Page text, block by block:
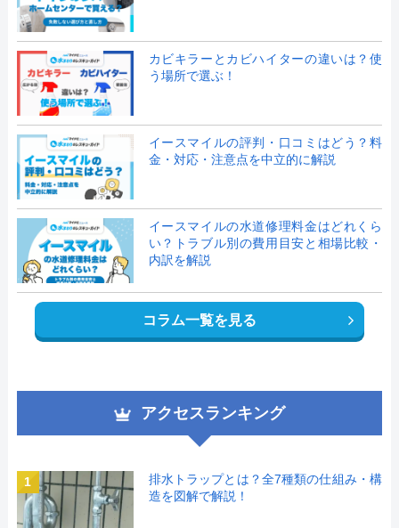
カビキラーとカビハイターの違いは？使
う場所で選ぶ！
イースマイルの評判・口コミはどう？料
金・対応・注意点を中立的に解説
イースマイルの水道修理料金はどれくら
い？トラブル別の費用目安と相場比較・
内訳を解説
コラム一覧を見る
アクセスランキング
1
排水トラップとは？全7種類の仕組み・構
造を図解で解説！